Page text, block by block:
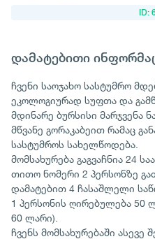
ID:
დამატებითი
ჩვენი საოჯახო სასტუმრო
ეკოლოგიურად სუფთა და
მდინარე ბურსისი მარჯვენა
მწვანე გორაკაბეით რამაც
სასტუმროს სახელწოდება.
მომსახურება გაგვაჩნია 24
თითო ნომერი 2 პერსონზე
დამატებით 4 ჩასაშლელი
1 პერსონის ღირებულება 50
60 ლარი).
ჩვენს მომსახურებაში ასევე